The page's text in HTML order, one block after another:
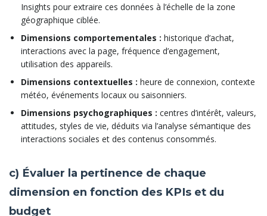
Insights pour extraire ces données à l’échelle de la zone
géographique ciblée.
Dimensions comportementales : historique d’achat,
interactions avec la page, fréquence d’engagement,
utilisation des appareils.
Dimensions contextuelles : heure de connexion, contexte
météo, événements locaux ou saisonniers.
Dimensions psychographiques : centres d’intérêt, valeurs,
attitudes, styles de vie, déduits via l’analyse sémantique des
interactions sociales et des contenus consommés.
c) Évaluer la pertinence de chaque
dimension en fonction des KPIs et du
budget